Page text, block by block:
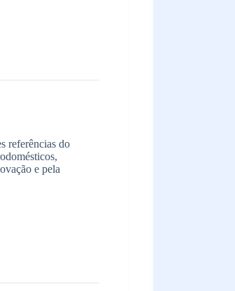
referências do
e pela